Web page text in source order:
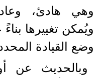
وهي هادئ،
ويُمكن تغييرها
وضع القيادة
وبالحديث عن